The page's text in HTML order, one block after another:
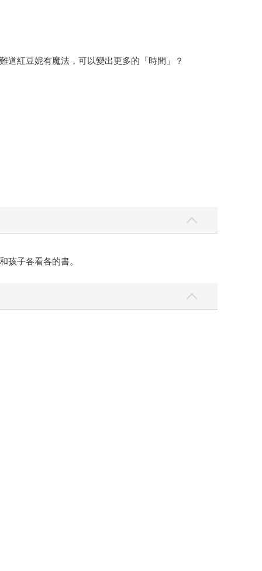
道紅豆妮有魔法，可以變出更多的「時間」？
孩子各看各的書。